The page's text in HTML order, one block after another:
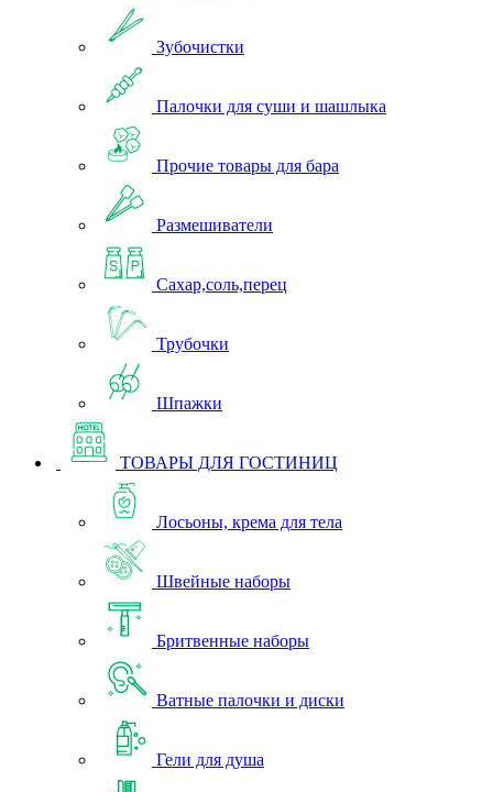
Зубочистки
Палочки для суши и шашлыка
Прочие товары для бара
Размешиватели
Сахар,соль,перец
Трубочки
Шпажки
ТОВАРЫ ДЛЯ ГОСТИНИЦ
Лосьоны, крема для тела
Швейные наборы
Бритвенные наборы
Ватные палочки и диски
Гели для душа